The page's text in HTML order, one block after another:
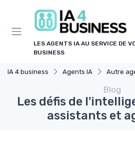
LES AGENTS IA AU SERVICE DE
BUSINESS
IA 4 business Agents IA Autre
Blog
Les défis de
assistants et